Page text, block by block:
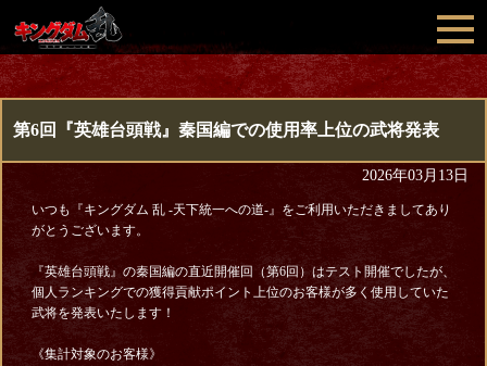
第6回『英雄台頭戦』秦国編での使用率上位の武将発表
2026年03月13日
いつも『キングダム 乱 -天下統一への道-』をご利用いただきましてあり
がとうございます。
『英雄台頭戦』の秦国編の直近開催回（第6回）はテスト開催でしたが、
個人ランキングでの獲得貢献ポイント上位のお客様が多く使用していた
武将を発表いたします！
《集計対象のお客様》